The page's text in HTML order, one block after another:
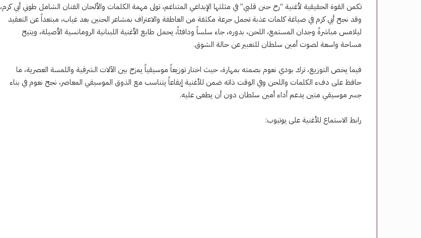
تكمن القوة الحقيقية لأغنية “رح حنن قلبي” في مثلثها الإبداعي المتناغم، تولى مهمة الكلمات والألحان الفنان الشامل طوني أبي كرم،
وقد نجح أبي كرم في صياغة كلمات عذبة تحمل جرعة مكثفة من العاطفة والاعتراف بمشاعر الحنين بعد غياب، مبتعداً عن التعقيد
ليلامس مباشرةً وجدان المستمع، اللحن، بدوره، جاء سلساً ودافئاً، يحمل طابع الأغنية اللبنانية الرومانسية الأصيلة، ويتيح
مساحة واسعة لصوت أمين سلطان للتعبير عن حالة الشوق.
فيما يخص التوزيع، ترك بودي نعوم بصمته بمهارة، حيث اختار توزيعاً موسيقياً يمزج بين الآلات الشرقية واللمسة العصرية، ما
حافظ على دفء الكلمات واللحن وفي الوقت ذاته ضمن للأغنية إيقاعاً يتناسب مع الذوق الموسيقي المعاصر، نجح نعوم في بناء
جسر موسيقي متين يدعم أداء أمين سلطان دون أن يطغى عليه.
رابط الاستماع للأغنية على يوتيوب: